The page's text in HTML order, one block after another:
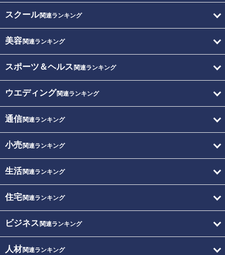
スクール関連ランキング
美容関連ランキング
スポーツ＆ヘルス 関連ランキング
ウエディング関連ランキング
通信関連ランキング
小売関連ランキング
生活関連ランキング
住宅関連ランキング
ビジネス 関連ランキング
人材関連ランキング